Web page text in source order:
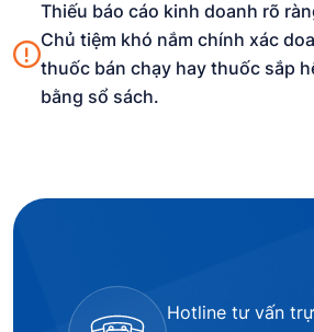
Thiếu báo cáo kinh doanh rõ
Chủ tiệm khó nắm chính xác
thuốc bán chạy hay thuốc sắp
bằng sổ sách.
Hotline tư vấn